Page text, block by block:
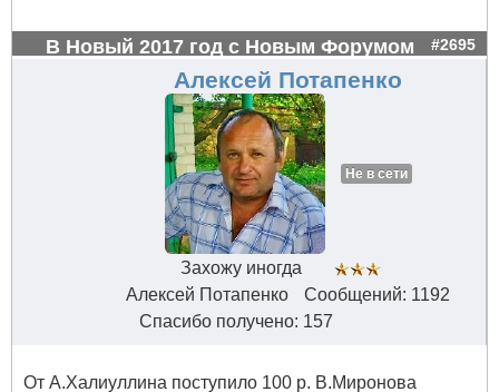
В Новый 2017 год с Новым Форумом #2695
Алексей Потапенко
Не в сети
Захожу иногда
Алексей Потапенко
Сообщений: 1192
Спасибо получено: 157
От А.Халиуллина поступило 100 р. В.Миронова